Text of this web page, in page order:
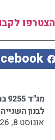
הצטרפו
לבנון
אוגוסט 8, 2026